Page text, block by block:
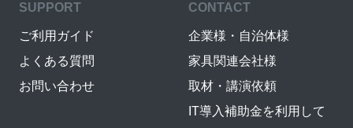
SUPPORT
ご利用ガイド
よくある質問
お問い合わせ
CONTACT
企業様・自治体様
家具関連会社様
取材・講演依頼
IT導入補助金を利用して